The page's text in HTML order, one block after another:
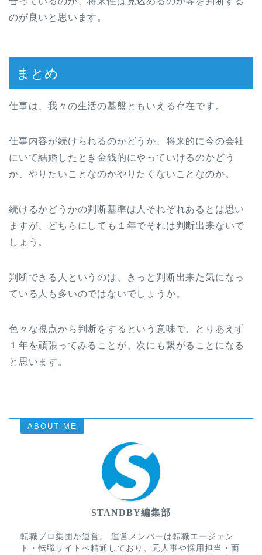
のが良いと思います。
まとめ
仕事は、我々の生活の基盤ともいえる存在です。
仕事内容が続けられるのかどうか、将来的に今の会社
にいて結婚したとき金銭的にやっていけるのかどう
か、やりたいことなのかやりたくないことなのか。
続けるかどうかの判断基準は人それぞれあるとは思い
ますが、どちらにしても１年でそれは判断出来ないで
しょう。
判断できる人というのは、きっと判断出来た気になっ
ている人も多いのではないでしょうか。
色々な視点から判断をするという意味で、とりあえず
１年を頑張ってみることが、次にも繋がることになる
と思います。
ABOUT ME
STANDBY編集部
転職プロ集団が運営。 運営メンバーは転職エージェン
ト・転職サイトへ精通しており、元人事や採用担当・面